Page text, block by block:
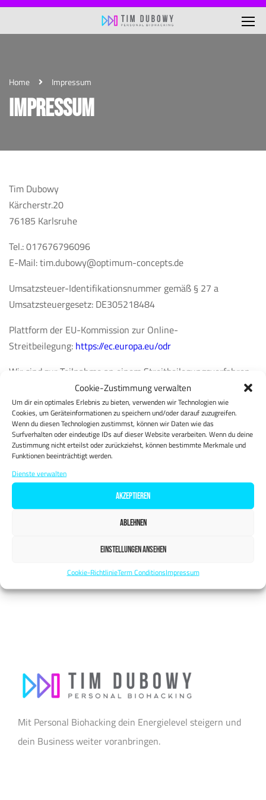
Cookie-Zustimmung verwalten
Um dir ein optimales Erlebnis zu bieten, verwenden wir Technologien wie
Cookies, um Geräteinformationen zu speichern und/oder darauf zuzugreifen.
Wenn du diesen Technologien zustimmst, können wir Daten wie das
Surfverhalten oder eindeutige IDs auf dieser Website verarbeiten. Wenn du deine
Zustimmung nicht erteilst oder zurückziehst, können bestimmte Merkmale und
Funktionen beeinträchtigt werden.
Dienste verwalten
AKZEPTIEREN
ABLEHNEN
EINSTELLUNGEN ANSEHEN
Cookie-RichtlinieTerm ConditionsImpressum
Home Impressum
IMPRESSUM
Tim Dubowy
Kärcherstr.20
76185 Karlsruhe
Tel.: 017676796096
E-Mail: tim.dubowy@optimum-concepts.de
Umsatzsteuer-Identifikationsnummer gemäß § 27 a
Umsatzsteuergesetz: DE305218484
Plattform der EU-Kommission zur Online-
Streitbeilegung: https://ec.europa.eu/odr
Wir sind zur Teilnahme an einem Streitbeilegungsverfahren
vor einer Verbraucherschlichtungsstelle weder verpflichtet
noch bereit.
https://www.fairness-im-handel.de
Mit Personal Biohacking dein Energielevel steigern und
dein Business weiter voranbringen.